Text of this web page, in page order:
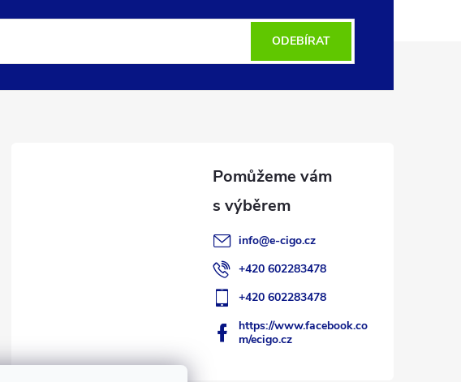
ODEBÍRAT
info@e-cigo.cz
+420 602283478
+420 602283478
https://www.facebook.co
m/ecigo.cz